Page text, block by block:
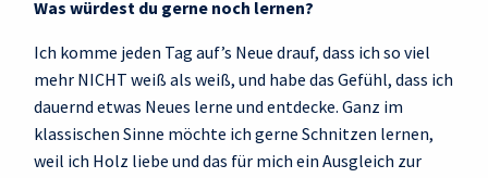
Was würdest du gerne noch lernen?
Ich komme jeden Tag auf’s Neue drauf, dass ich so viel
mehr NICHT weiß als weiß, und habe das Gefühl, dass ich
dauernd etwas Neues lerne und entdecke. Ganz im
klassischen Sinne möchte ich gerne Schnitzen lernen,
weil ich Holz liebe und das für mich ein Ausgleich zur